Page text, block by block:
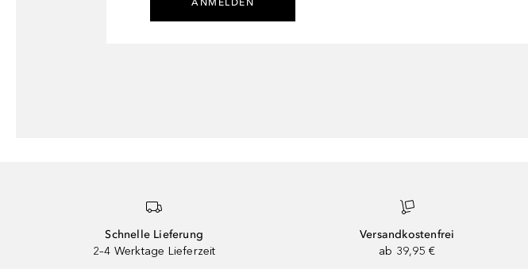
ANMELDEN
Schnelle Lieferung
2–4 Werktage Lieferzeit
Versandkostenfrei
ab 39,95 €